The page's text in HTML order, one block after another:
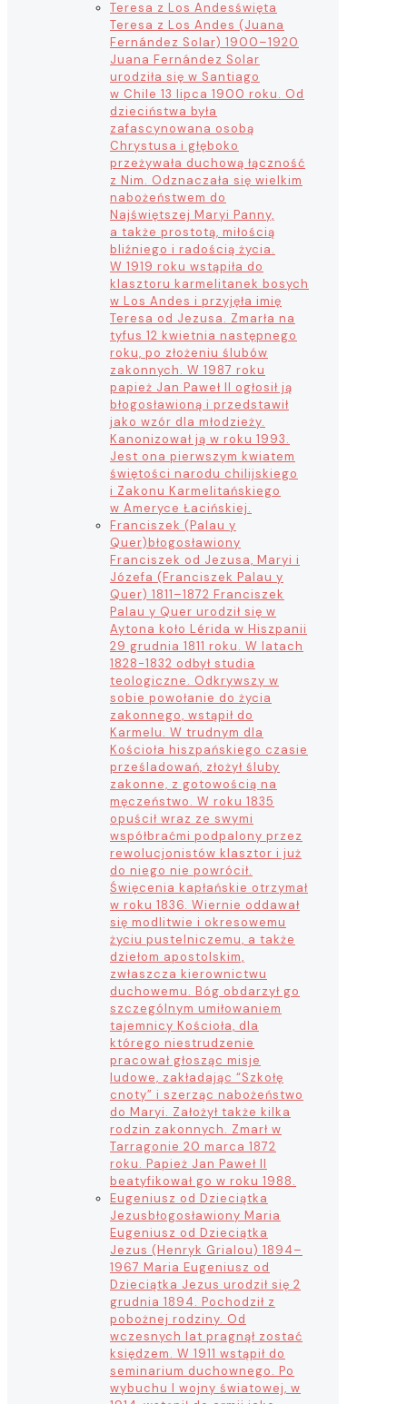
Teresa z Los Andesświęta
Teresa z Los Andes (Juana
Fernández Solar) 1900–1920
Juana Fernández Solar
urodziła się w Santiago
w Chile 13 lipca 1900 roku. Od
dzieciństwa była
zafascynowana osobą
Chrystusa i głęboko
przeżywała duchową łączność
z Nim. Odznaczała się wielkim
nabożeństwem do
Najświętszej Maryi Panny,
a także prostotą, miłością
bliźniego i radością życia.
W 1919 roku wstąpiła do
klasztoru karmelitanek bosych
w Los Andes i przyjęła imię
Teresa od Jezusa. Zmarła na
tyfus 12 kwietnia następnego
roku, po złożeniu ślubów
zakonnych. W 1987 roku
papież Jan Paweł II ogłosił ją
błogosławioną i przedstawił
jako wzór dla młodzieży.
Kanonizował ją w roku 1993.
Jest ona pierwszym kwiatem
świętości narodu chilijskiego
i Zakonu Karmelitańskiego
w Ameryce Łacińskiej.
Franciszek (Palau y
Quer)błogosławiony
Franciszek od Jezusa, Maryi i
Józefa (Franciszek Palau y
Quer) 1811–1872 Franciszek
Palau y Quer urodził się w
Aytona koło Lérida w Hiszpanii
29 grudnia 1811 roku. W latach
1828-1832 odbył studia
teologiczne. Odkrywszy w
sobie powołanie do życia
zakonnego, wstąpił do
Karmelu. W trudnym dla
Kościoła hiszpańskiego czasie
prześladowań, złożył śluby
zakonne, z gotowością na
męczeństwo. W roku 1835
opuścił wraz ze swymi
współbraćmi podpalony przez
rewolucjonistów klasztor i już
do niego nie powrócił.
Święcenia kapłańskie otrzymał
w roku 1836. Wiernie oddawał
się modlitwie i okresowemu
życiu pustelniczemu, a także
dziełom apostolskim,
zwłaszcza kierownictwu
duchowemu. Bóg obdarzył go
szczególnym umiłowaniem
tajemnicy Kościoła, dla
którego niestrudzenie
pracował głosząc misje
ludowe, zakładając “Szkołę
cnoty” i szerząc nabożeństwo
do Maryi. Założył także kilka
rodzin zakonnych. Zmarł w
Tarragonie 20 marca 1872
roku. Papież Jan Paweł II
beatyfikował go w roku 1988.
Eugeniusz od Dzieciątka
Jezusbłogosławiony Maria
Eugeniusz od Dzieciątka
Jezus (Henryk Grialou) 1894–
1967 Maria Eugeniusz od
Dzieciątka Jezus urodził się 2
grudnia 1894. Pochodził z
pobożnej rodziny. Od
wczesnych lat pragnął zostać
księdzem. W 1911 wstąpił do
seminarium duchownego. Po
wybuchu I wojny światowej, w